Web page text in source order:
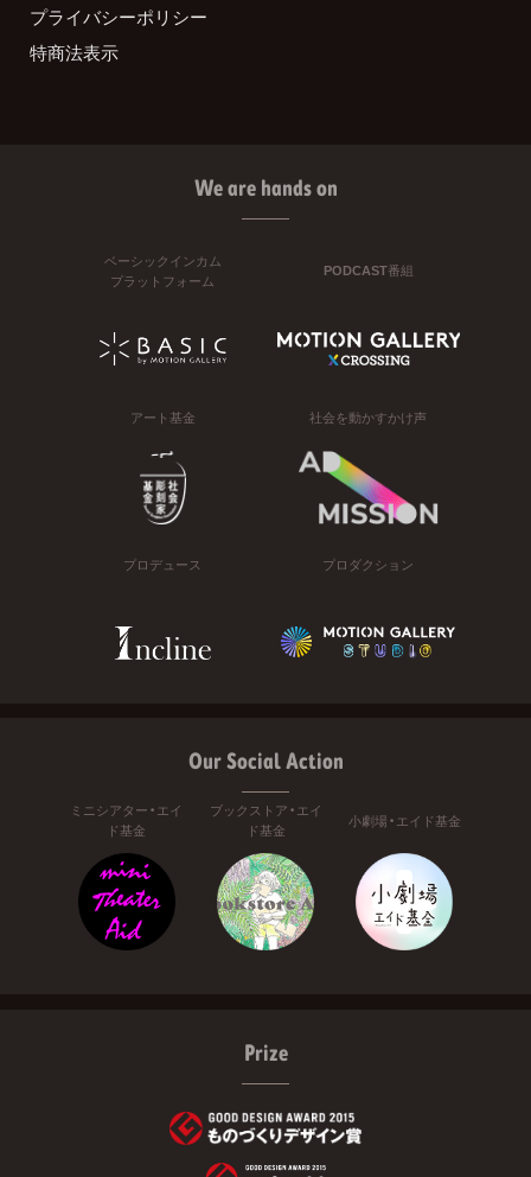
プライバシーポリシー
特商法表示
We are hands on
ベーシックインカム
プラットフォーム
PODCAST番組
アート基金 社会を動かすかけ声
プロデュース プロダクション
Our Social Action
ミニシアター・エイ
ド基金
ブックストア・エイ
ド基金
小劇場・エイド基金
Prize